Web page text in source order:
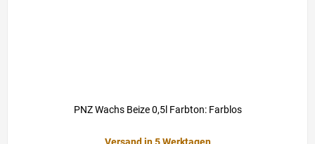
PNZ Wachs Beize 0,5l Farbton: Farblos
Versand in 5 Werktagen